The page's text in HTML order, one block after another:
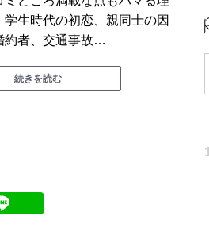
生時代の初恋、親同士の因
約者、交通事故…
続きを読む